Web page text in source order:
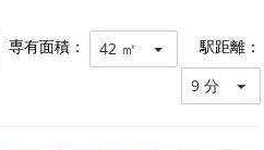
専有面積： 42 ㎡ 駅距離：
9 分